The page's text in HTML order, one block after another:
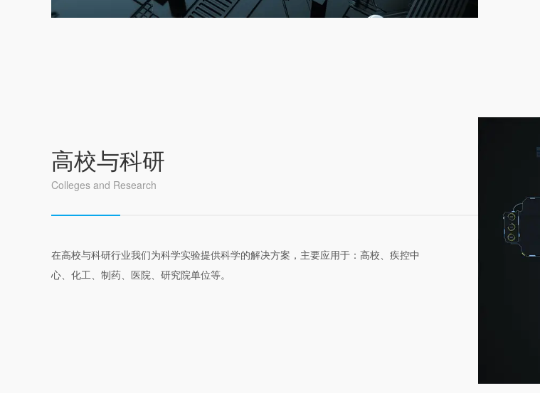
高校与科研
Colleges and Research
在高校与科研行业我们为科学实验提供科学的解决方案，主要应用于：高校、疾控中
心、化工、制药、医院、研究院单位等。